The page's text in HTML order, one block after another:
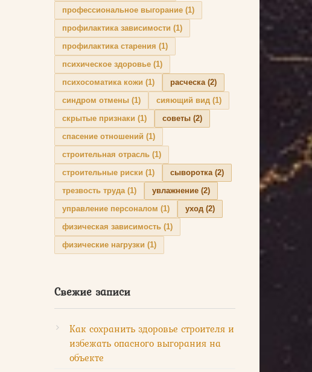
профессиональное выгорание (1)
профилактика зависимости (1)
профилактика старения (1)
психическое здоровье (1)
психосоматика кожи (1) расческа(2)
синдром отмены (1) сияющий вид (1)
скрытые признаки (1) советы (2)
спасение отношений (1)
строительная отрасль (1)
строительные риски (1) сыворотка(2)
трезвость труда(1) увлажнение (2)
управление персоналом (1) уход (2)
физическая зависимость (1)
физические нагрузки (1)
Свежие записи
Как сохранить здоровье строителя и
избежать опасного выгорания на
объекте